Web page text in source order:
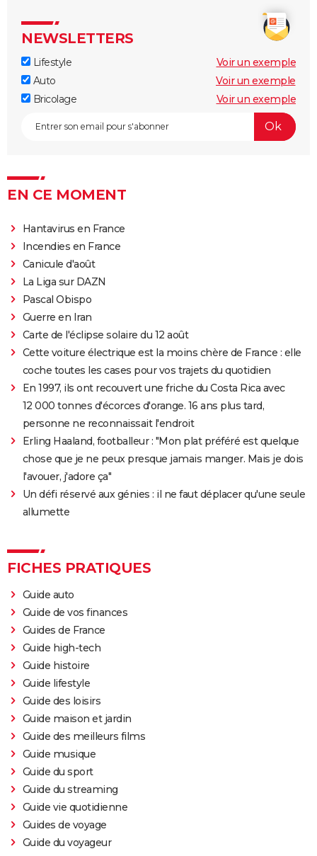
NEWSLETTERS
Lifestyle
Voir un exemple
Auto
Voir un exemple
Bricolage
Voir un exemple
EN CE MOMENT
Hantavirus en France
Incendies en France
Canicule d'août
La Liga sur DAZN
Pascal Obispo
Guerre en Iran
Carte de l'éclipse solaire du 12 août
Cette voiture électrique est la moins chère de France : elle
coche toutes les cases pour vos trajets du quotidien
En 1997, ils ont recouvert une friche du Costa Rica avec
12 000 tonnes d'écorces d'orange. 16 ans plus tard,
personne ne reconnaissait l'endroit
Erling Haaland, footballeur : "Mon plat préféré est quelque
chose que je ne peux presque jamais manger. Mais je dois
l'avouer, j'adore ça"
Un défi réservé aux génies : il ne faut déplacer qu'une seule
allumette
FICHES PRATIQUES
Guide auto
Guide de vos finances
Guides de France
Guide high-tech
Guide histoire
Guide lifestyle
Guide des loisirs
Guide maison et jardin
Guide des meilleurs films
Guide musique
Guide du sport
Guide du streaming
Guide vie quotidienne
Guides de voyage
Guide du voyageur